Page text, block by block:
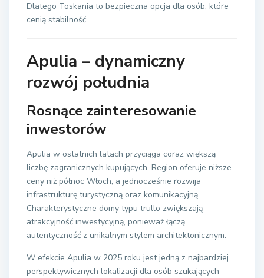
Dlatego Toskania to bezpieczna opcja dla osób, które
cenią stabilność.
Apulia – dynamiczny
rozwój południa
Rosnące zainteresowanie
inwestorów
Apulia w ostatnich latach przyciąga coraz większą
liczbę zagranicznych kupujących. Region oferuje niższe
ceny niż północ Włoch, a jednocześnie rozwija
infrastrukturę turystyczną oraz komunikacyjną.
Charakterystyczne domy typu trullo zwiększają
atrakcyjność inwestycyjną, ponieważ łączą
autentyczność z unikalnym stylem architektonicznym.
W efekcie Apulia w 2025 roku jest jedną z najbardziej
perspektywicznych lokalizacji dla osób szukających